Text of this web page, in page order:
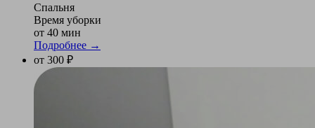
Спальня
Время уборки
от 40 мин
Подробнее →
от 300 ₽